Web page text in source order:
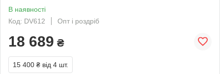
В наявності
Код: DV612
Опт і роздріб
18 689 ₴
15 400 ₴ від 4 шт.